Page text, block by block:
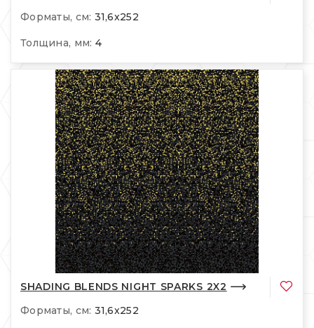
Форматы, см: 31,6x252
Толщина, мм: 4
SHADING BLENDS NIGHT SPARKS 2X2
Форматы, см: 31,6x252